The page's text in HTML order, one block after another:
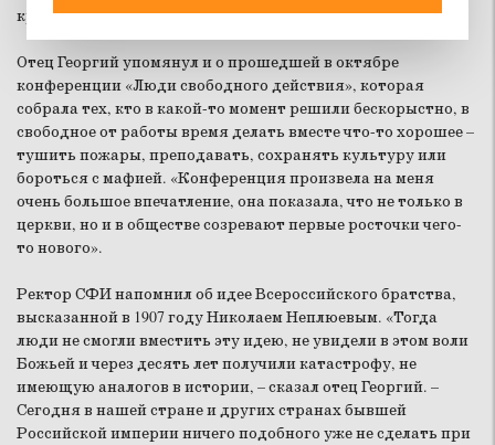
кружки ревнителей обновления церковной жизни».
Отец Георгий упомянул и о прошедшей в октябре
конференции «Люди свободного действия», которая
собрала тех, кто в какой-то момент решили бескорыстно, в
свободное от работы время делать вместе что-то хорошее –
тушить пожары, преподавать, сохранять культуру или
бороться с мафией. «Конференция произвела на меня
очень большое впечатление, она показала, что не только в
церкви, но и в обществе созревают первые росточки чего-
то нового».
Ректор СФИ напомнил об идее Всероссийского братства,
высказанной в 1907 году Николаем Неплюевым. «Тогда
люди не смогли вместить эту идею, не увидели в этом воли
Божьей и через десять лет получили катастрофу, не
имеющую аналогов в истории, – сказал отец Георгий. –
Сегодня в нашей стране и других странах бывшей
Российской империи ничего подобного уже не сделать при